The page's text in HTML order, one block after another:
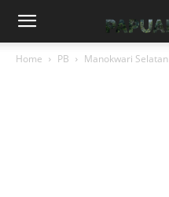
Home PB Manokwari Selatan